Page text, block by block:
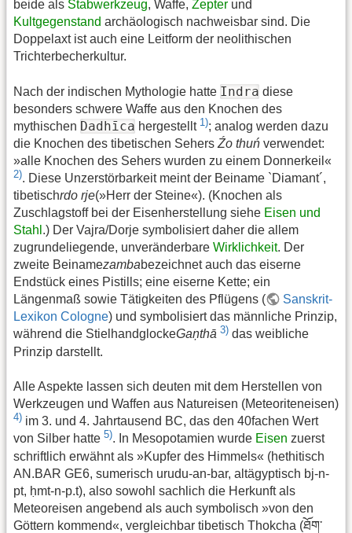
beide als Stabwerkzeug, Waffe, Zepter und
Kultgegenstand archäologisch nachweisbar sind. Die
Doppelaxt ist auch eine Leitform der neolithischen
Trichterbecherkultur.
Nach der indischen Mythologie hatte Indra diese
besonders schwere Waffe aus den Knochen des
mythischen Dadhīca hergestellt 1); analog werden dazu
die Knochen des tibetischen Sehers Źo thuń verwendet:
»alle Knochen des Sehers wurden zu einem Donnerkeil«
2). Diese Unzerstörbarkeit meint der Beiname `Diamant´,
tibetischrdo rje(»Herr der Steine«). (Knochen als
Zuschlagstoff bei der Eisenherstellung siehe Eisen und
Stahl .) Der Vajra/Dorje symbolisiert daher die allem
zugrundeliegende, unveränderbare Wirklichkeit. Der
zweite Beinamezambabezeichnet auch das eiserne
Endstück eines Pistills; eine eiserne Kette; ein
Längenmaß sowie Tätigkeiten des Pflügens (
Sanskrit-
Lexikon Cologne) und symbolisiert das männliche Prinzip,
während die StielhandglockeGaņthā 3) das weibliche
Prinzip darstellt.
Alle Aspekte lassen sich deuten mit dem Herstellen von
Werkzeugen und Waffen aus Natureisen (Meteoriteneisen)
4) im 3. und 4. Jahrtausend BC, das den 40fachen Wert
von Silber hatte 5). In Mesopotamien wurde Eisen zuerst
schriftlich erwähnt als »Kupfer des Himmels« (hethitisch
AN.BAR GE6, sumerisch urudu-an-bar, altägyptisch bj-n-
pt, ḥmt-n-p.t), also sowohl sachlich die Herkunft als
Meteoreisen angebend als auch symbolisch »von den
Göttern kommend«, vergleichbar tibetisch Thokcha (ཐོག་